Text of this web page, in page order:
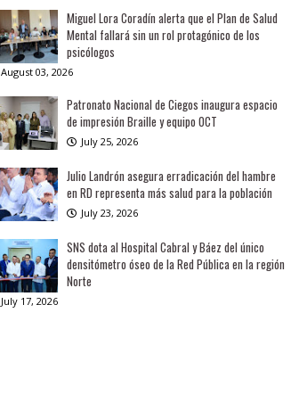
Miguel Lora Coradín alerta que el Plan de Salud
Mental fallará sin un rol protagónico de los
psicólogos
August 03, 2026
Patronato Nacional de Ciegos inaugura espacio
de impresión Braille y equipo OCT
July 25, 2026
Julio Landrón asegura erradicación del hambre
en RD representa más salud para la población
July 23, 2026
SNS dota al Hospital Cabral y Báez del único
densitómetro óseo de la Red Pública en la región
Norte
July 17, 2026